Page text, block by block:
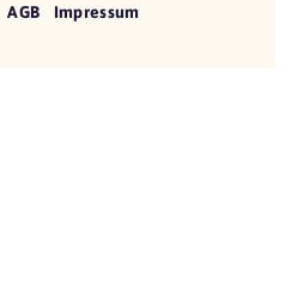
AGB Impressum